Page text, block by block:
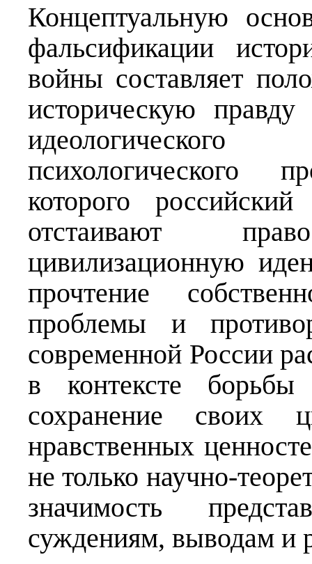
Концептуальную
фальсификации
войны составляет
историческую правду
психологического
которого
отстаивают
цивилизационную
прочтение
проблемы и
современной России
в контексте борьбы
сохранение своих
нравственных
не только научно-
значимость
суждениям, выводам и